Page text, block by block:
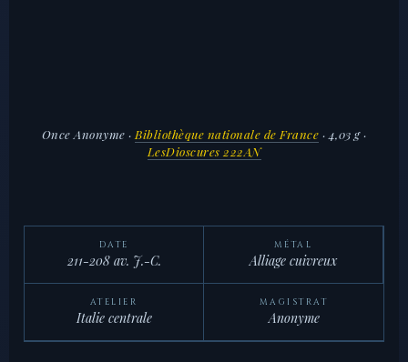
Once Anonyme · Bibliothèque nationale de France · 4,03 g ·
LesDioscures 222AN
DATE
211-208 av. J.-C.
MÉTAL
Alliage cuivreux
ATELIER
Italie centrale
MAGISTRAT
Anonyme